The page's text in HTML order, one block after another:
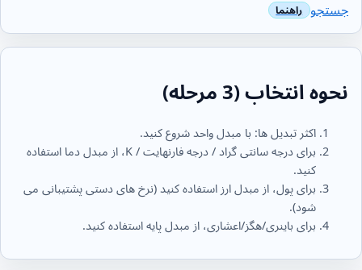
جستجو
نحوه انتخاب (3 مرحله)
اکثر تبدیل ها: با مبدل واحد شروع کنید.
برای درجه سانتی گراد / درجه فارنهایت / K، از مبدل دما استفاده
کنید.
برای پول، از مبدل ارز استفاده کنید (نرخ های دستی پشتیبانی می
شود).
برای باینری/هگز/اعشاری، از مبدل پایه استفاده کنید.